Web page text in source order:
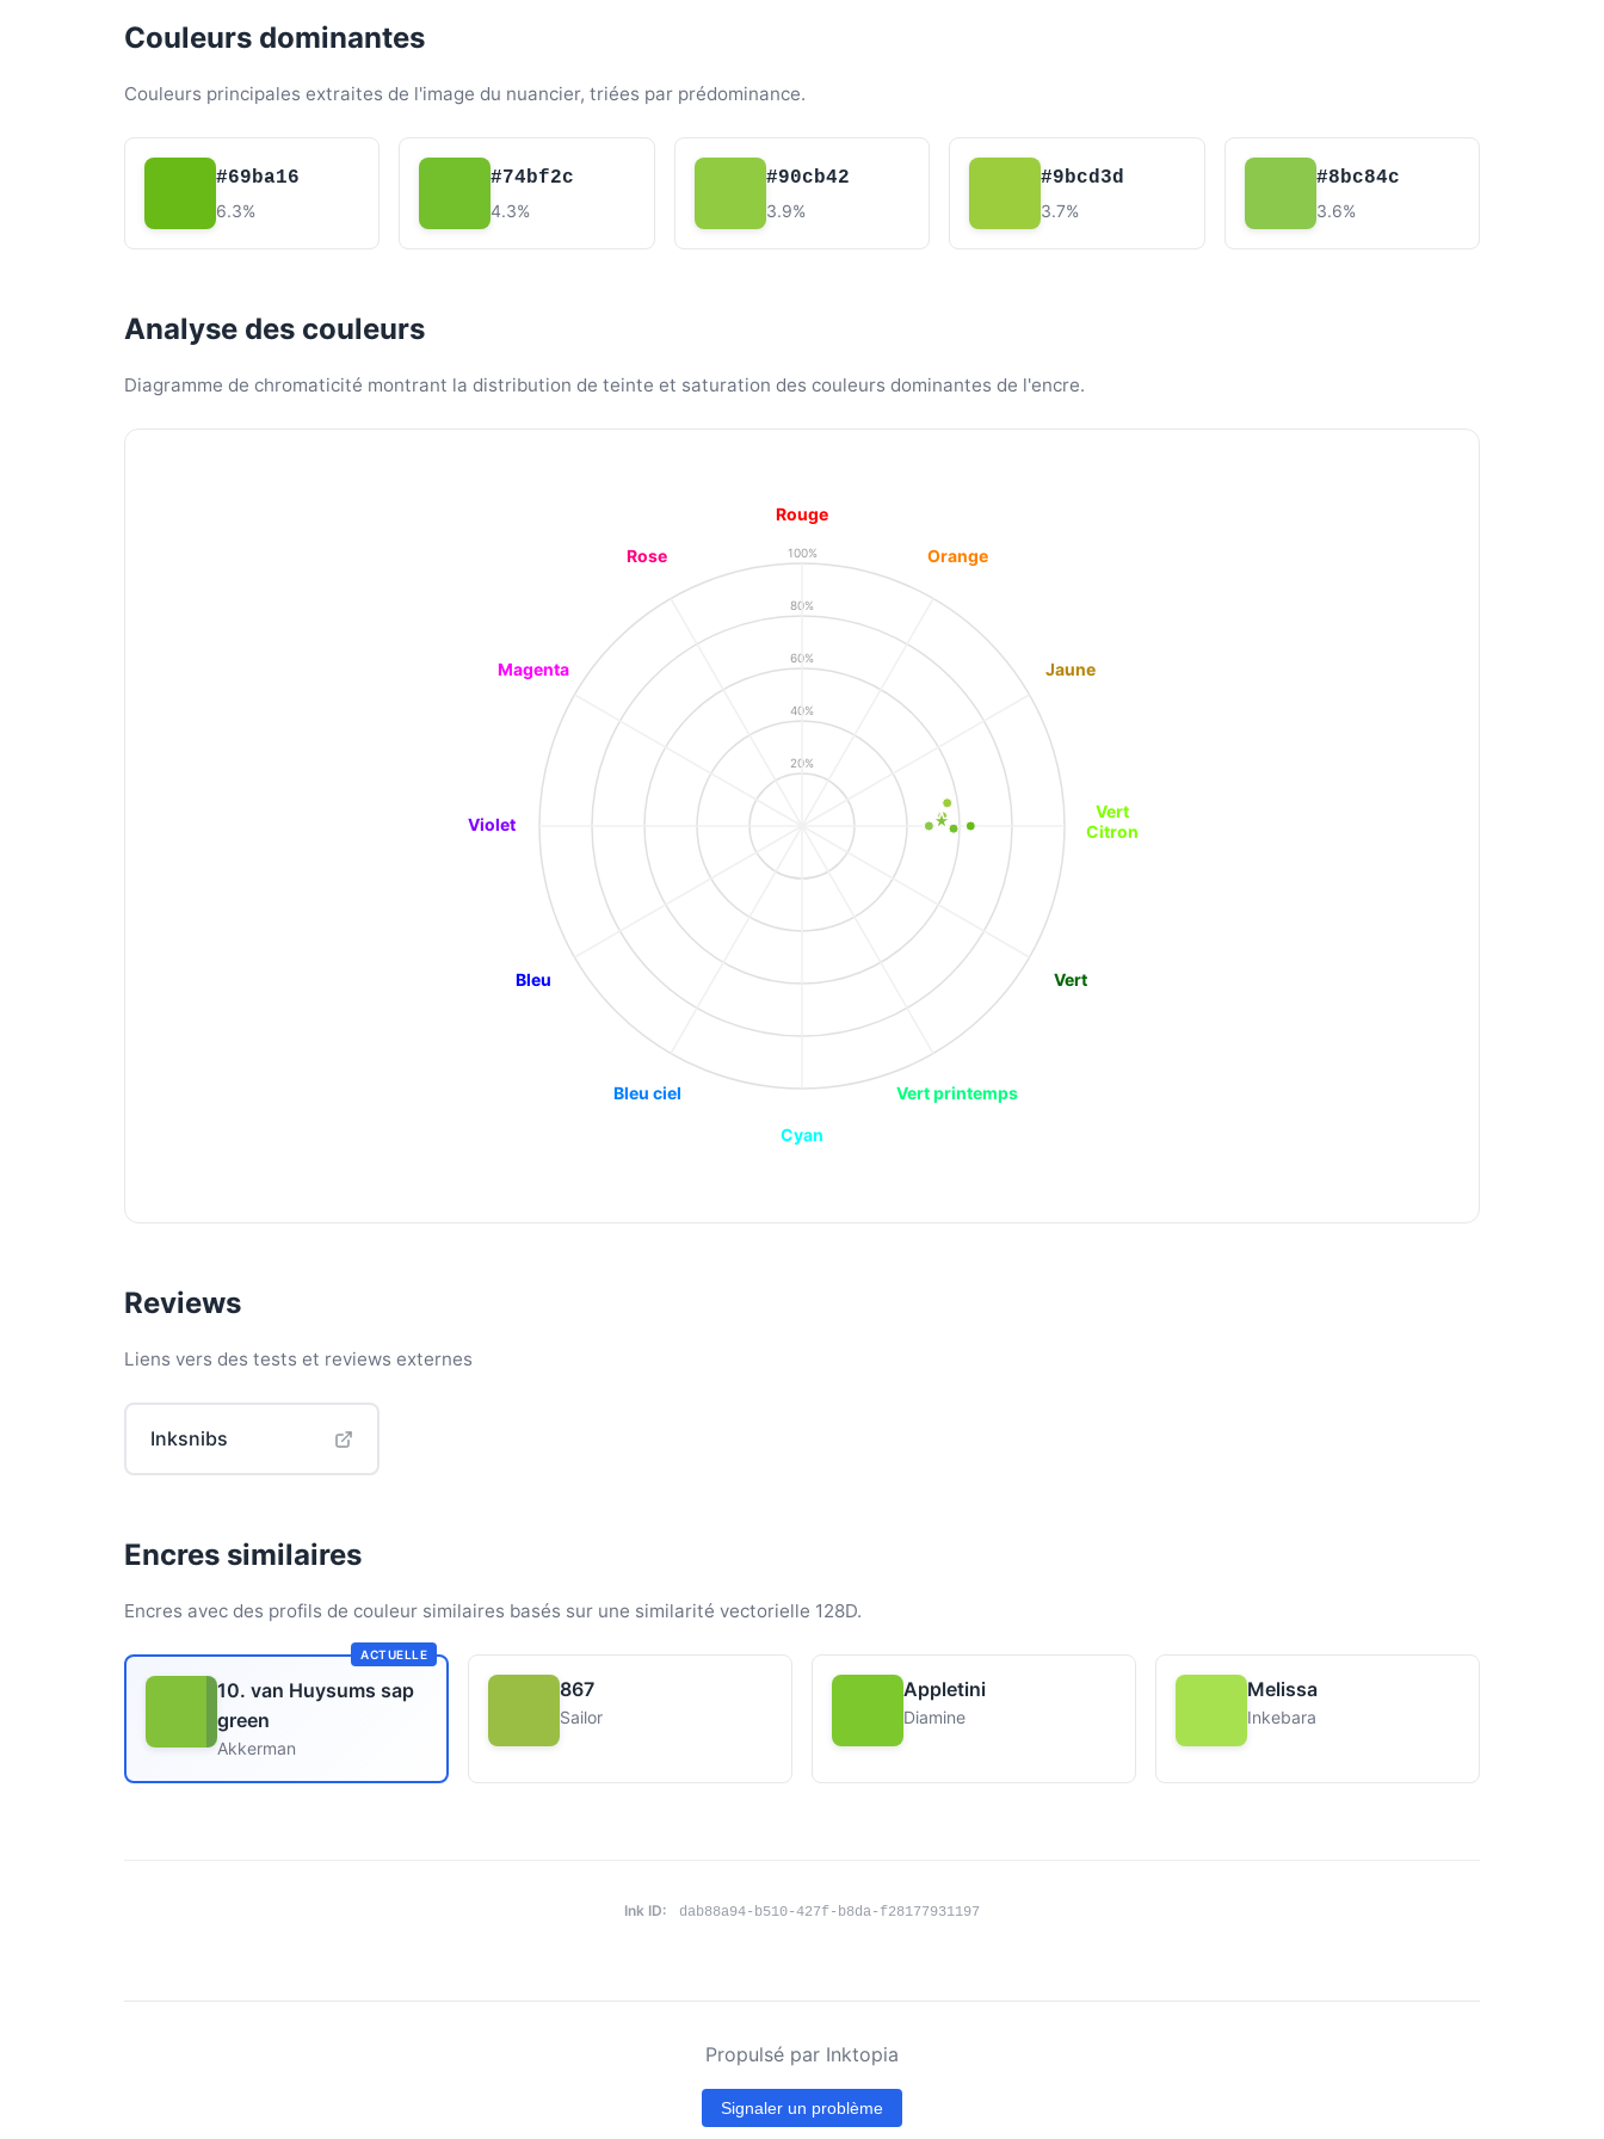
Couleurs dominantes
Couleurs principales extraites de l'image du nuancier, triées par prédominance.
#69ba16
6.3%
#74bf2c
4.3%
#90cb42
3.9%
#9bcd3d
3.7%
#8bc84c
3.6%
Analyse des couleurs
Diagramme de chromaticité montrant la distribution de teinte et saturation des couleurs dominantes de l'encre.
20%
40%
60%
80%
100%
Rouge
Orange
Jaune
Vert
Citron
Vert
Vert printemps
Cyan
Bleu ciel
Bleu
Violet
Magenta
Rose
Reviews
Liens vers des tests et reviews externes
Inksnibs
Encres similaires
Encres avec des profils de couleur similaires basés sur une similarité vectorielle 128D.
ACTUELLE
10. van Huysums sap
green
Akkerman
867
Sailor
Appletini
Diamine
Melissa
Inkebara
Ink ID: dab88a94-b510-427f-b8da-f28177931197
Propulsé par Inktopia
Signaler un problème